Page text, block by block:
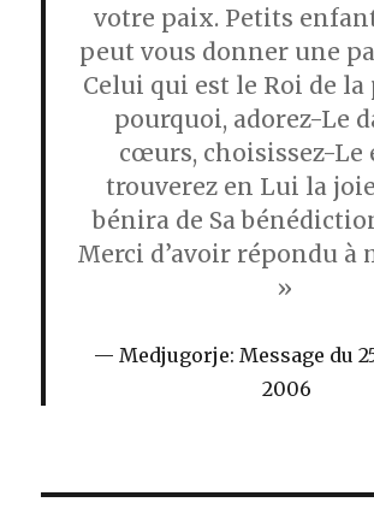
votre paix. Petits
peut vous donner une
Celui qui est le Roi de la
pourquoi, adorez-Le
cœurs, choisissez-Le
trouverez en Lui la
bénira de Sa
Merci d’avoir répondu à
»
Medjugorje: Message du
2006